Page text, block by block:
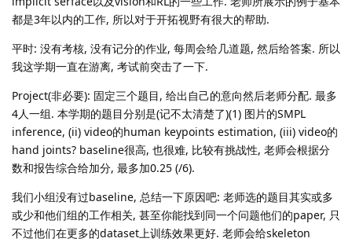
都是3年以内的工作, 所以对于开拓视野有很大的帮助.
平时: 没有考核, 没有记分的作业, 每周会给几道题, 然后给答案. 所以
我这学期一直在游离, 考试前突击了一下.
Project(非必要): 固定三个题目, 给出自己的意向然后老师分配. 最多
4人一组. 本学期的题目分别是(记不太清楚了)(1) 图片的SMPL
inference, (ii) video的human keypoints estimation, (iii) video的
hand joints? baseline很高, 也很难, 比较有挑战性, 老师会根据分
数和报告综合给加分, 最多加0.25 (/6).
我们小组没有过baseline, 总结一下原因吧: 老师选的题目其实或多
或少和他们组的工作相关, 甚至你能找到同一个问题他们的paper, 只
不过他们在更多的dataset上训练效果更好. 老师会给skeleton